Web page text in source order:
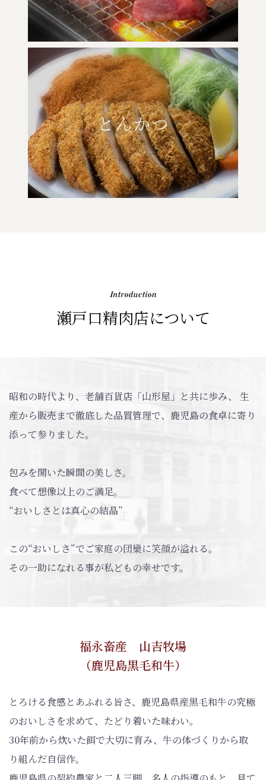
瀬戸口精肉店について
昭和の時代より、老舗百貨店「山形屋」と共に歩み、
生
産から販売まで徹底した品質管理で、鹿児島の食卓に寄り
添って参りました。
包みを開いた瞬間の美しさ。
食べて想像以上のご満足。
“おいしさとは真心の結晶”
この“おいしさ”でご家庭の団欒に笑顔が溢れる。
その一助になれる事が私どもの幸せです。
福永畜産 山吉牧場
（鹿児島黒毛和牛）
とろける食感とあふれる旨さ、鹿児島県産黒毛和牛の究極
のおいしさを求めて、たどり着いた味わい。
30年前から炊いた餌で大切に育み、牛の体づくりから取
り組んだ自信作。